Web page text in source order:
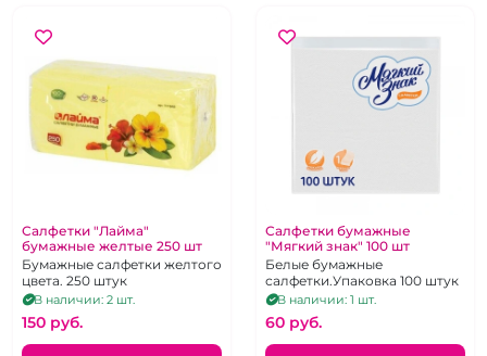
Салфетки "Лайма"
бумажные желтые 250 шт
Бумажные салфетки желтого
цвета. 250 штук
В наличии: 2 шт.
150 pуб.
Салфетки бумажные
"Мягкий знак" 100 шт
Белые бумажные
салфетки.Упаковка 100 штук
В наличии: 1 шт.
60 pуб.